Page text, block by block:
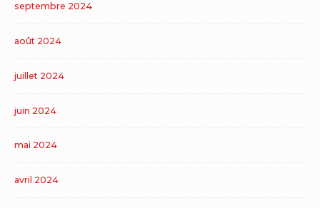
septembre 2024
août 2024
juillet 2024
juin 2024
mai 2024
avril 2024